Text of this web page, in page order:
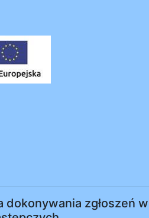
dokonywania zgłoszeń